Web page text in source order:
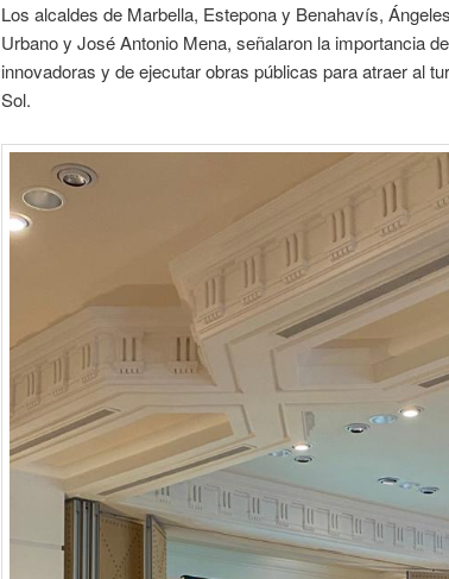
Los alcaldes de Marbella, Estepona y Benahavís,
Urbano y José Antonio Mena, señalaron la importancia
innovadoras y de ejecutar obras públicas para atraer al
Sol.